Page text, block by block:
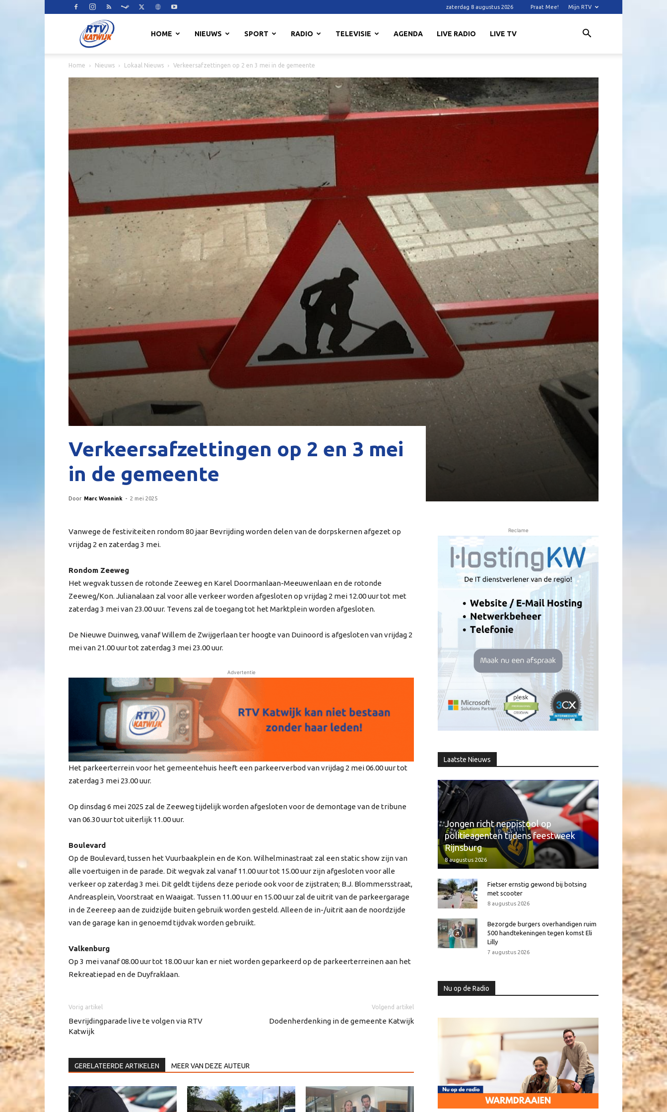
zaterdag 8 augustus 2026 Praat Mee! Mijn RTV
HOME NIEUWS SPORT RADIO TELEVISIE AGENDA LIVE RADIO LIVE TV
Home Nieuws Lokaal Nieuws Verkeersafzettingen op 2 en 3 mei in de gemeente
Verkeersafzettingen op 2 en 3 mei
in de gemeente
Door Marc Wonnink - 2 mei 2025
Vanwege de festiviteiten rondom 80 jaar Bevrijding worden delen van de dorpskernen afgezet op
vrijdag 2 en zaterdag 3 mei.
Rondom Zeeweg
Het wegvak tussen de rotonde Zeeweg en Karel Doormanlaan-Meeuwenlaan en de rotonde
Zeeweg/Kon. Julianalaan zal voor alle verkeer worden afgesloten op vrijdag 2 mei 12.00 uur tot met
zaterdag 3 mei van 23.00 uur. Tevens zal de toegang tot het Marktplein worden afgesloten.
De Nieuwe Duinweg, vanaf Willem de Zwijgerlaan ter hoogte van Duinoord is afgesloten van vrijdag 2
mei van 21.00 uur tot zaterdag 3 mei 23.00 uur.
Advertentie
Het parkeerterrein voor het gemeentehuis heeft een parkeerverbod van vrijdag 2 mei 06.00 uur tot
zaterdag 3 mei 23.00 uur.
Op dinsdag 6 mei 2025 zal de Zeeweg tijdelijk worden afgesloten voor de demontage van de tribune
van 06.30 uur tot uiterlijk 11.00 uur.
Boulevard
Op de Boulevard, tussen het Vuurbaakplein en de Kon. Wilhelminastraat zal een static show zijn van
alle voertuigen in de parade. Dit wegvak zal vanaf 11.00 uur tot 15.00 uur zijn afgesloten voor alle
verkeer op zaterdag 3 mei. Dit geldt tijdens deze periode ook voor de zijstraten; B.J. Blommersstraat,
Andreasplein, Voorstraat en Waaigat. Tussen 11.00 uur en 15.00 uur zal de uitrit van de parkeergarage
in de Zeereep aan de zuidzijde buiten gebruik worden gesteld. Alleen de in-/uitrit aan de noordzijde
van de garage kan in genoemd tijdvak worden gebruikt.
Valkenburg
Op 3 mei vanaf 08.00 uur tot 18.00 uur kan er niet worden geparkeerd op de parkeerterreinen aan het
Rekreatiepad en de Duyfraklaan.
Vorig artikel
Bevrijdingparade live te volgen via RTV
Katwijk
Volgend artikel
Dodenherdenking in de gemeente Katwijk
GERELATEERDE ARTIKELEN MEER VAN DEZE AUTEUR
Reclame
Laatste Nieuws
Jongen richt neppistool op
politieagenten tijdens feestweek
Rijnsburg
8 augustus 2026
Fietser ernstig gewond bij botsing
met scooter
8 augustus 2026
Bezorgde burgers overhandigen ruim
500 handtekeningen tegen komst Eli
Lilly
7 augustus 2026
Nu op de Radio